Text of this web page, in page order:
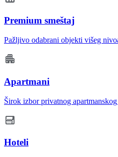
Premium smeštaj
Pažljivo odabrani objekti višeg
Apartmani
Širok izbor privatnog apartmanskog
Hoteli